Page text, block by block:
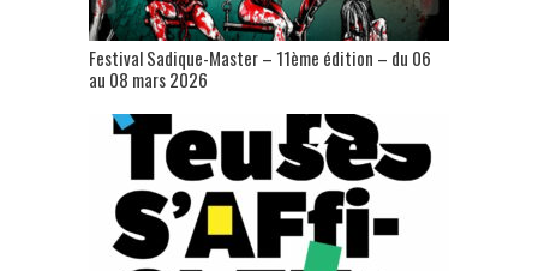
Festival Sadique-Master – 11ème édition – du 06
au 08 mars 2026